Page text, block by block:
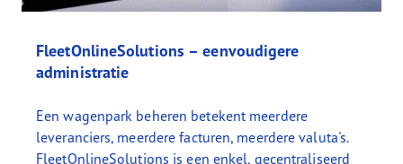
FleetOnlineSolutions – eenvoudigere
administratie
Een wagenpark beheren betekent meerdere
leveranciers, meerdere facturen, meerdere valuta's.
FleetOnlineSolutions is een enkel, gecentraliseerd